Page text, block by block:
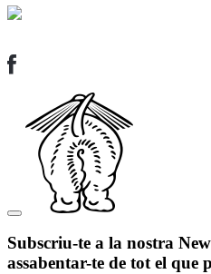
Subscriu-te a la nostra
assabentar-te de tot el que